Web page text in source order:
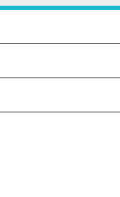
宣言
画提出文
方針
いて